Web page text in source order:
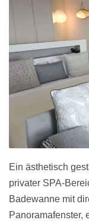
Ein ästhetisch
privater SPA-
Badewanne mit
Panoramafenster,